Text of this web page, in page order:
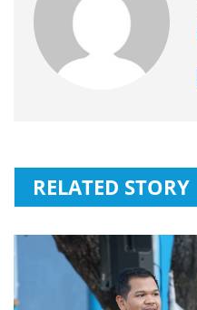
RELATED STORY